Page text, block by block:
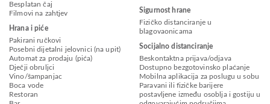
Besplatan čaj
Filmovi na zahtjev
Hrana i piće
Pakirani ručkovi
Posebni dijetalni jelovnici (na upit)
Automat za prodaju (pića)
Dječji obruljci
Vino/šampanjac
Boca vode
Restoran
Sigurnost hrane
Fizičko distanciranje u
blagovaonicama
Socijalno distanciranje
Beskontaktna prijava/odjava
Dostupno bezgotovinsko plaćanje
Mobilna aplikacija za poslugu u sobu
Paravani ili fizičke barijere
postavljene između osoblja i gostiju u